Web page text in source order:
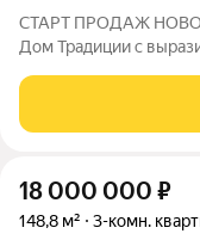
СТАРТ ПРОДАЖ
Дом Традиции с
газовым отоплением
расположен в богатом
18 000 000 ₽
148,8 м² 3-комн.